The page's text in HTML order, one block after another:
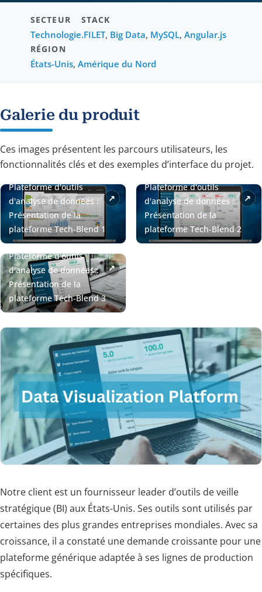
SECTEUR
Technologie
STACK
.FILET, Big Data, MySQL, Angular.js
RÉGION
États-Unis, Amérique du Nord
Galerie du produit
Ces images présentent les parcours utilisateurs, les
fonctionnalités clés et des exemples d’interface du projet.
Notre client est un fournisseur leader d’outils de veille
stratégique (BI) aux États-Unis. Ses outils sont utilisés par
certaines des plus grandes entreprises mondiales. Avec sa
croissance, il a constaté une demande croissante pour une
plateforme générique adaptée à ses lignes de production
spécifiques.